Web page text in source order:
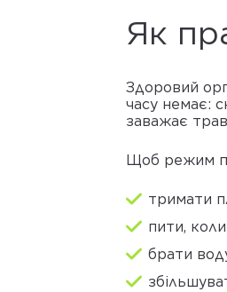
Як
Здоровий
часу немає:
заважає
Щоб режим
тримати
пити,
брати